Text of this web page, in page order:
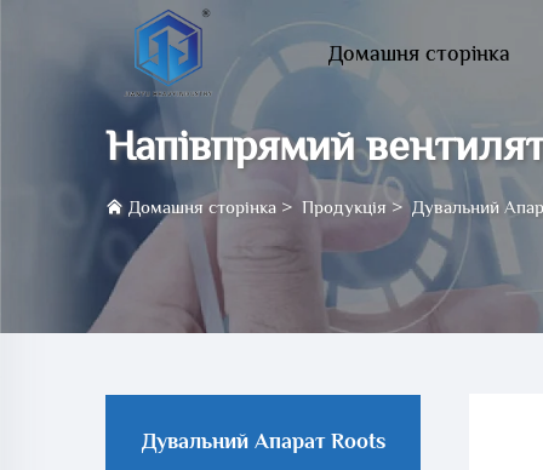
Домашня сторінка
Напівпрямий
Домашня сторінка > Продукція> Дувальний
Дувальний Апарат Roots